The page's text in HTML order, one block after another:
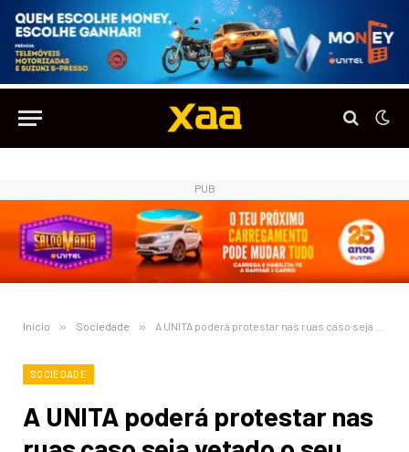
PUB
Início » Sociedade » A UNITA poderá protestar nas ruas caso seja vetado o seu projeto de institucionalização das autarquias locais
SOCIEDADE
A UNITA poderá protestar nas